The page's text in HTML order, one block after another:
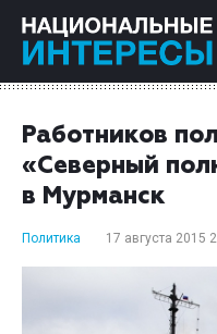
Работников
«Северный
в Мурманск
Политика 17 августа 2015